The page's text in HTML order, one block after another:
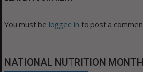
You must be logged in to post a
NATIONAL NUTRITION